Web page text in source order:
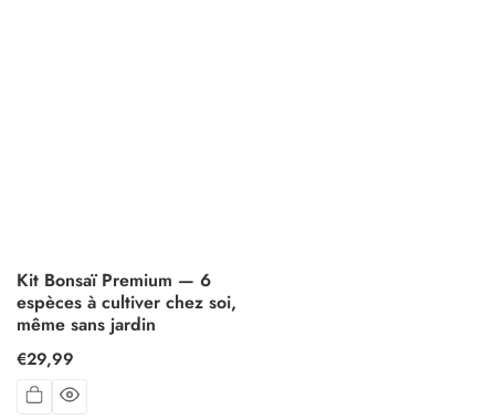
Kit Bonsaï Premium — 6
espèces à cultiver chez soi,
même sans jardin
Prix
habituel
€29,99